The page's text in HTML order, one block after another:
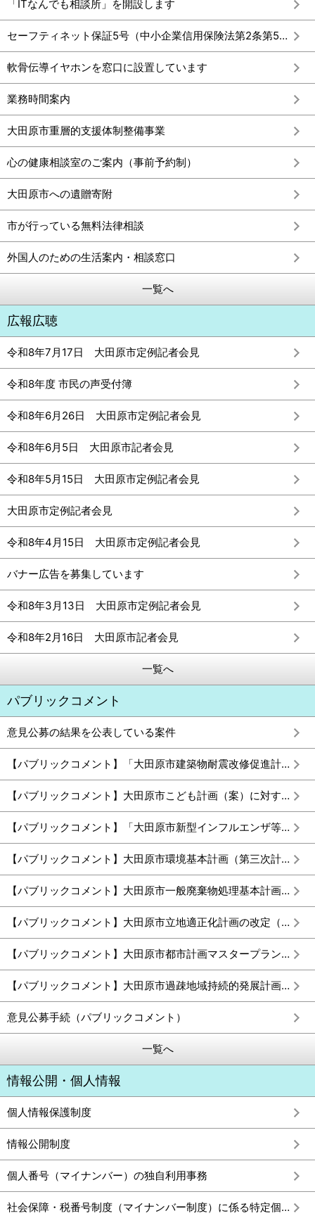
「ITなんでも相談所」を開設します
セーフティネット保証5号（中小企業信用保険法第2条第5項）
軟骨伝導イヤホンを窓口に設置しています
業務時間案内
大田原市重層的支援体制整備事業
心の健康相談室のご案内（事前予約制）
大田原市への遺贈寄附
市が行っている無料法律相談
外国人のための生活案内・相談窓口
一覧へ
広報広聴
令和8年7月17日 大田原市定例記者会見
令和8年度 市民の声受付簿
令和8年6月26日 大田原市定例記者会見
令和8年6月5日 大田原市記者会見
令和8年5月15日 大田原市定例記者会見
大田原市定例記者会見
令和8年4月15日 大田原市定例記者会見
バナー広告を募集しています
令和8年3月13日 大田原市定例記者会見
令和8年2月16日 大田原市記者会見
一覧へ
パブリックコメント
意見公募の結果を公表している案件
【パブリックコメント】「大田原市建築物耐震改修促進計画（四期計画）案」に対する意見公募の実施結果
【パブリックコメント】大田原市こども計画（案）に対する意見募集の実施結果
【パブリックコメント】「大田原市新型インフルエンザ等対策行動計画（素案）」に対する意見募集の実施結果
【パブリックコメント】大田原市環境基本計画（第三次計画）（案）に対する意見募集の実施結果
【パブリックコメント】大田原市一般廃棄物処理基本計画（第三次計画）（案）に対する意見募集の実施結果
【パブリックコメント】大田原市立地適正化計画の改定（案）に対する意見公募の実施結果
【パブリックコメント】大田原市都市計画マスタープラン（案）に対する意見公募の実施結果
【パブリックコメント】大田原市過疎地域持続的発展計画（案）に対する意見公募の実施結果
意見公募手続（パブリックコメント）
一覧へ
情報公開・個人情報
個人情報保護制度
情報公開制度
個人番号（マイナンバー）の独自利用事務
社会保障・税番号制度（マイナンバー制度）に係る特定個人情報保護評価